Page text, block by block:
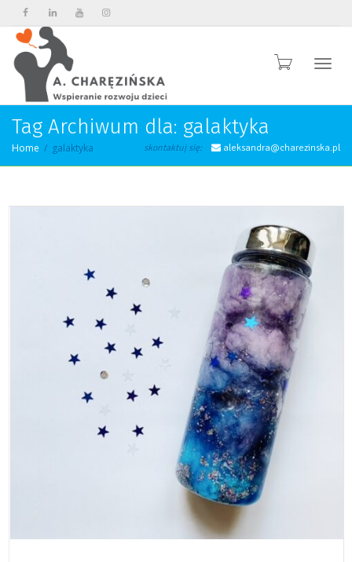
Tag Archiwum dla: galaktyka
Home galaktyka skontaktuj się: aleksandra@charezinska.pl